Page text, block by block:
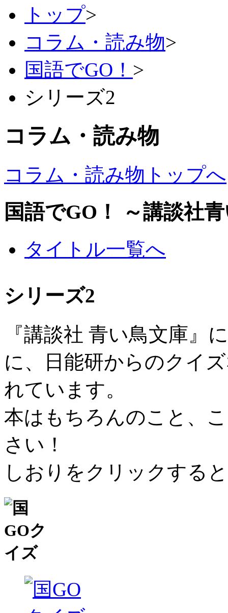
トップ>
コラム・読み物>
国語でGO！ >
シリーズ2
コラム・読み物
コラム・読み物トップへ
国語でGO！ ～講談社
タイトル一覧へ
シリーズ2
『講談社 青い鳥文庫』
に、日能研からのクイ
れています。
本はもちろんのこと、
さい！
しおりをクリックする